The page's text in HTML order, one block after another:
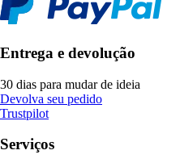
Entrega e devolução
30 dias para mudar de ideia
Devolva seu pedido
Trustpilot
Serviços